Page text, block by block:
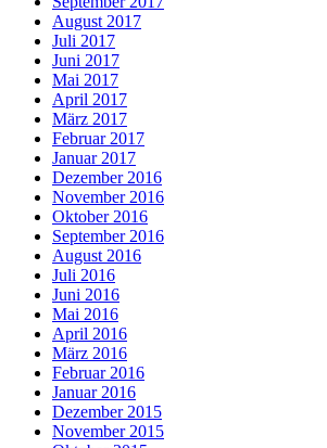
August 2017
Juli 2017
Juni 2017
Mai 2017
April 2017
März 2017
Februar 2017
Januar 2017
Dezember 2016
November 2016
Oktober 2016
September 2016
August 2016
Juli 2016
Juni 2016
Mai 2016
April 2016
März 2016
Februar 2016
Januar 2016
Dezember 2015
November 2015